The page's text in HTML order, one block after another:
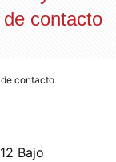
de contacto
contacto
Bajo